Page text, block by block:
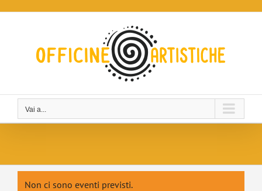
Vai a...
Non ci sono eventi previsti.